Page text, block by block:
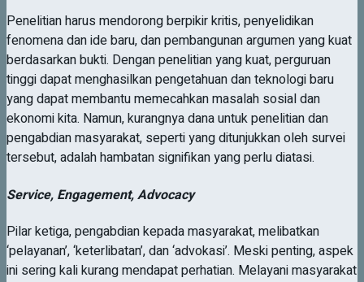
Penelitian harus mendorong berpikir kritis, penyelidikan
fenomena dan ide baru, dan pembangunan argumen yang kuat
berdasarkan bukti. Dengan penelitian yang kuat, perguruan
tinggi dapat menghasilkan pengetahuan dan teknologi baru
yang dapat membantu memecahkan masalah sosial dan
ekonomi kita. Namun, kurangnya dana untuk penelitian dan
pengabdian masyarakat, seperti yang ditunjukkan oleh survei
tersebut, adalah hambatan signifikan yang perlu diatasi.
Service, Engagement, Advocacy
Pilar ketiga, pengabdian kepada masyarakat, melibatkan
‘pelayanan’, ‘keterlibatan’, dan ‘advokasi’. Meski penting, aspek
ini sering kali kurang mendapat perhatian. Melayani masyarakat